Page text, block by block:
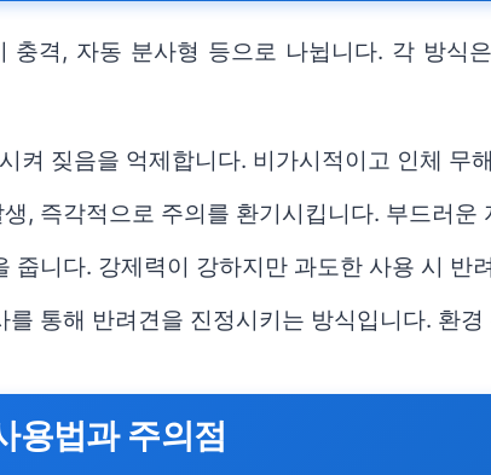
충격, 자동 분사형 등으로 나뉩니다. 각 방식
켜 짖음을 억제합니다. 비가시적이고 인체 무
, 즉각적으로 주의를 환기시킵니다. 부드러
줍니다. 강제력이 강하지만 과도한 사용 시
통해 반려견을 진정시키는 방식입니다. 환
용법과 주의점